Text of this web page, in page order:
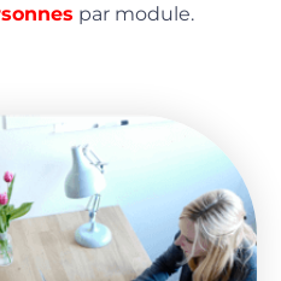
par module.